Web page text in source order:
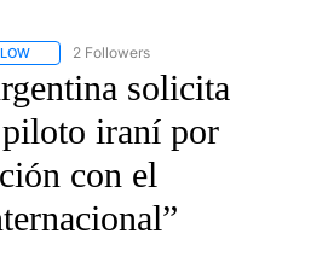
FOLLOW "NOTICIAS - CNN" TO RECEIVE
2 Followers
solicita
iraní por
con el